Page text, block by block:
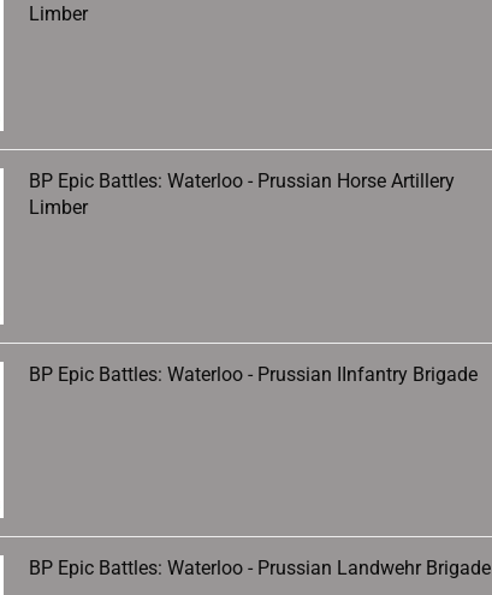
Limber
BP Epic Battles: Waterloo - Prussian Horse Artillery
Limber
BP Epic Battles: Waterloo - Prussian IInfantry Brigade
BP Epic Battles: Waterloo - Prussian Landwehr Brigade